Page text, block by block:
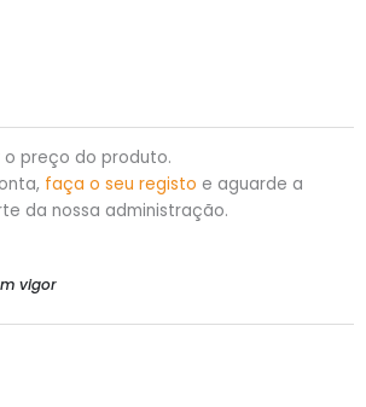
preço do produto.
faça o seu registo e aguarde a
da nossa administração.
vigor